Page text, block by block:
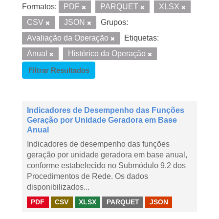
Formatos: PDF PARQUET
XLSX
CSV
JSON
Grupos:
Avaliação da Operação
Etiquetas:
Anual
Histórico da Operação
Filtrar Resultados
Indicadores de Desempenho das Funções
Geração por Unidade Geradora em Base
Anual
Indicadores de desempenho das funções
geração por unidade geradora em base anual,
conforme estabelecido no Submódulo 9.2 dos
Procedimentos de Rede. Os dados
disponibilizados...
PDF CSV XLSX PARQUET JSON